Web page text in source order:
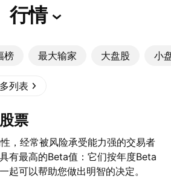
行情
榜 最大输家 大盘股 小
列表
股票
，经常被风险承受能力强的交易者
有最高的Beta值：它们按年度Beta
起可以帮助您做出明智的决定。